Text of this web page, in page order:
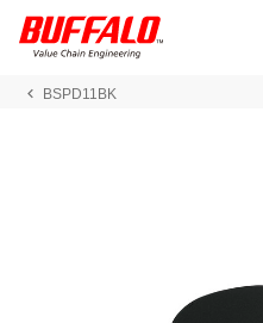
BSPD11BK